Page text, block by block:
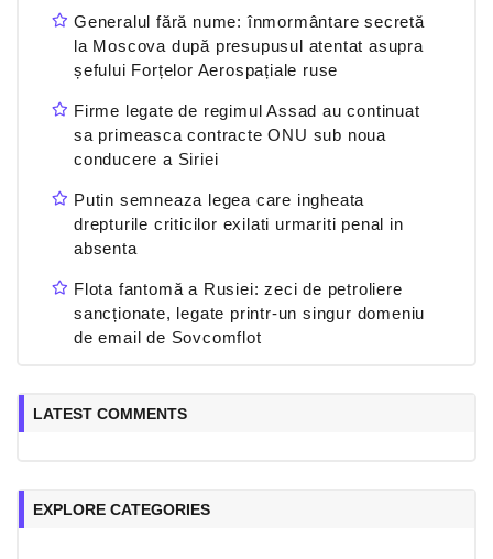
Generalul fără nume: înmormântare secretă
la Moscova după presupusul atentat asupra
șefului Forțelor Aerospațiale ruse
Firme legate de regimul Assad au continuat
sa primeasca contracte ONU sub noua
conducere a Siriei
Putin semneaza legea care ingheata
drepturile criticilor exilati urmariti penal in
absenta
Flota fantomă a Rusiei: zeci de petroliere
sancționate, legate printr-un singur domeniu
de email de Sovcomflot
LATEST COMMENTS
EXPLORE CATEGORIES